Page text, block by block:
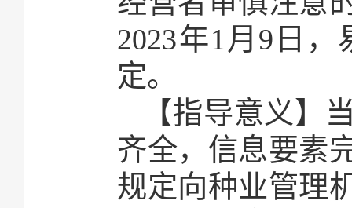
2023年1月9日
定。
【指导意义】
齐全，信息要素
规定向种业管理